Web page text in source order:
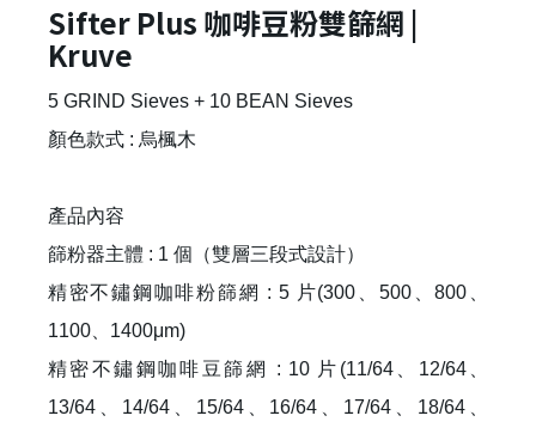
Sifter Plus 咖啡豆粉雙篩網 |
Kruve
5 GRIND Sieves + 10 BEAN Sieves
顏色款式 : 烏楓木
產品內容
篩粉器主體 : 1 個（雙層三段式設計）
精密不鏽鋼咖啡粉篩網 : 5 片(300、500、800、
1100、1400μm)
精密不鏽鋼咖啡豆篩網 : 10 片(11/64、12/64、
13/64、14/64、15/64、16/64、17/64、18/64、